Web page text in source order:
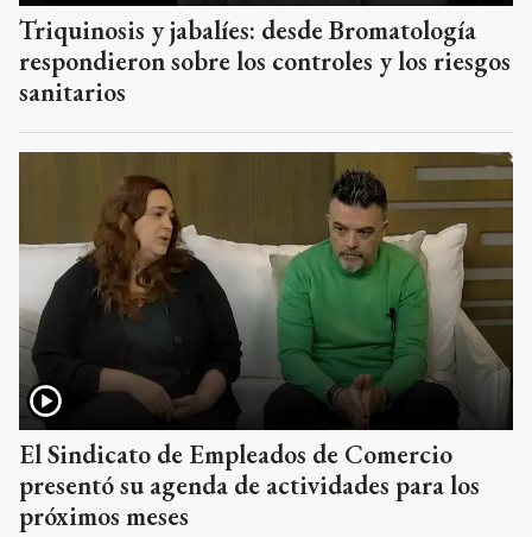
Triquinosis y jabalíes: desde Bromatología
respondieron sobre los controles y los riesgos
sanitarios
El Sindicato de Empleados de Comercio
presentó su agenda de actividades para los
próximos meses